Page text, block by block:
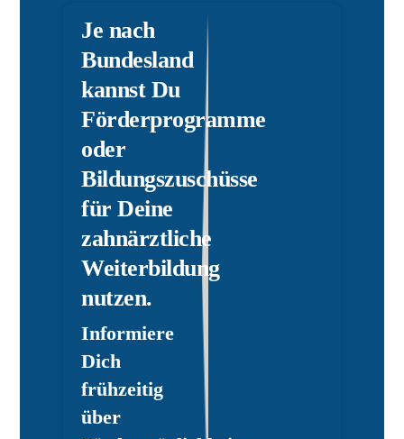
Je nach
Bundesland
kannst Du
Förderprogramme
oder
Bildungszuschüsse
für Deine
zahnärztliche
Weiterbildung
nutzen.
Informiere
Dich
frühzeitig
über